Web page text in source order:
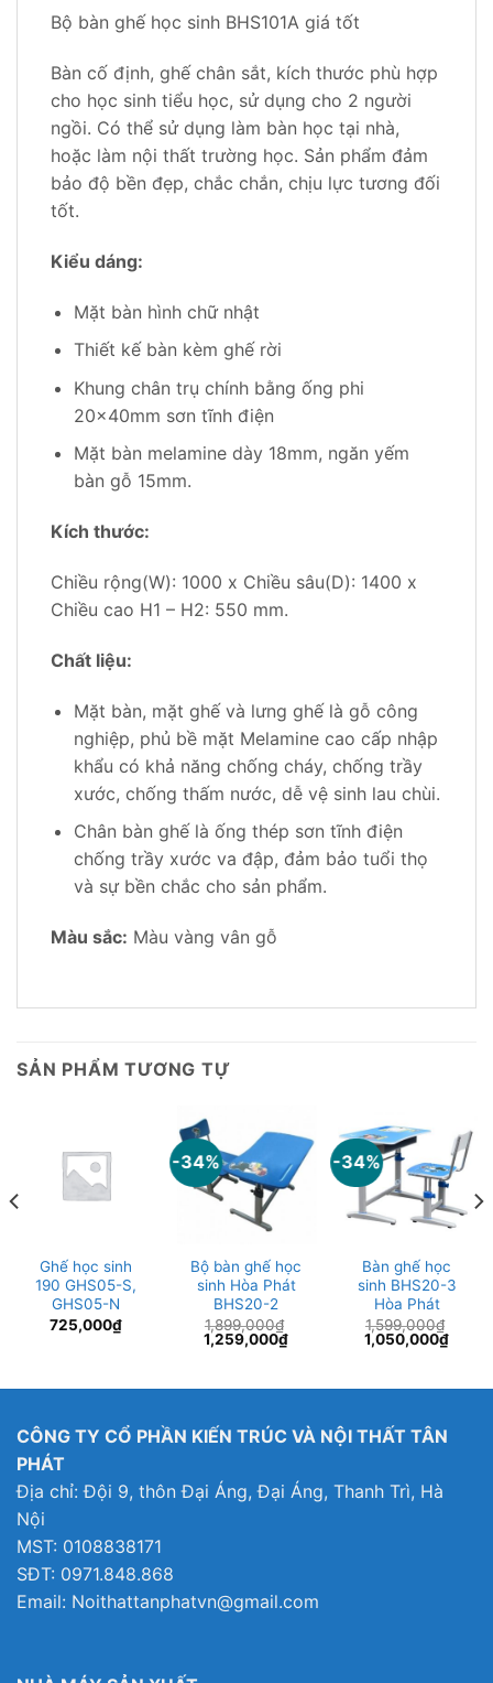
Bộ bàn ghế học sinh BHS101A giá tốt
Bàn cố định, ghế chân sắt, kích thước phù hợp
cho học sinh tiểu học, sử dụng cho 2 người
ngồi. Có thể sử dụng làm bàn học tại nhà,
hoặc làm nội thất trường học. Sản phẩm đảm
bảo độ bền đẹp, chắc chắn, chịu lực tương đối
tốt.
Kiểu dáng:
Mặt bàn hình chữ nhật
Thiết kế bàn kèm ghế rời
Khung chân trụ chính bằng ống phi
20x40mm sơn tĩnh điện
Mặt bàn melamine dày 18mm, ngăn yếm
bàn gỗ 15mm.
Kích thước:
Chiều rộng(W): 1000 x Chiều sâu(D): 1400 x
Chiều cao H1 – H2: 550 mm.
Chất liệu:
Mặt bàn, mặt ghế và lưng ghế là gỗ công
nghiệp, phủ bề mặt Melamine cao cấp nhập
khẩu có khả năng chống cháy, chống trầy
xước, chống thấm nước, dễ vệ sinh lau chùi.
Chân bàn ghế là ống thép sơn tĩnh điện
chống trầy xước va đập, đảm bảo tuổi thọ
và sự bền chắc cho sản phẩm.
Màu sắc: Màu vàng vân gỗ
SẢN PHẨM TƯƠNG TỰ
Ghế học sinh
190 GHS05-S,
GHS05-N
725,000₫
-34%
Bộ bàn ghế học
sinh Hòa Phát
BHS20-2
1,899,000₫
Giá
gốc
1,259,000₫Giá
-34%
Bàn ghế học
sinh BHS20-3
Hòa Phát
1,599,000₫
Giá
gốc
1,050,000₫Giá
CÔNG TY CỔ PHẦN KIẾN TRÚC VÀ NỘI THẤT TÂN
PHÁT
Địa chỉ: Đội 9, thôn Đại Áng, Đại Áng, Thanh Trì, Hà
Nội
MST: 0108838171
SĐT: 0971.848.868
Email: Noithattanphatvn@gmail.com